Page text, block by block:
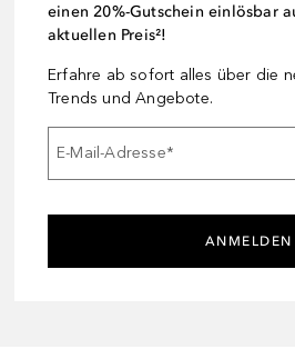
einen 20%-Gutschein einlösbar
aktuellen Preis²!
Erfahre ab sofort alles über die
Trends und Angebote.
E-Mail-Adresse*
ANMELDEN